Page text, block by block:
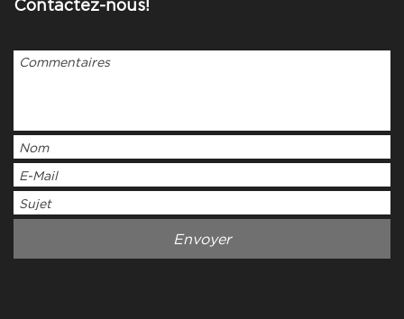
Contactez-nous!
Leave
EMPTY!